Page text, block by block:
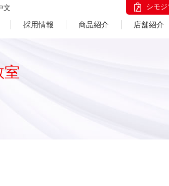
文 シモ
採用情報 商品紹介 店舗紹介
室